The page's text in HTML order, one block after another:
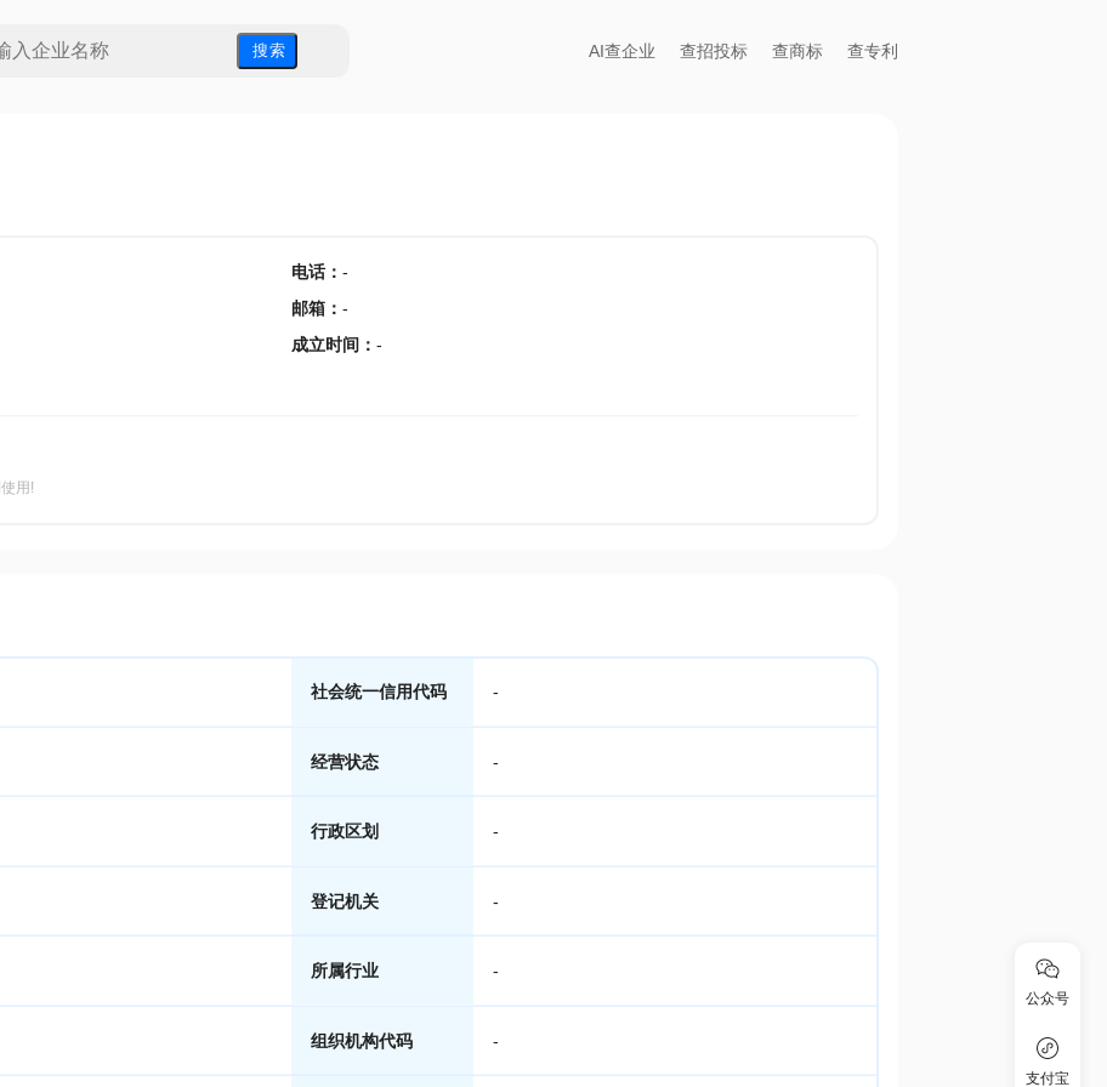
搜 索 AI查企业 查招投标 查商标 查专利
电话： -
邮箱 ： -
成立时间 ： -
用!
社会统一信用代码 -
经营状态 -
行政区划 -
登记机关 -
所属行业 -
组织机构代码 -
公众号
支付宝